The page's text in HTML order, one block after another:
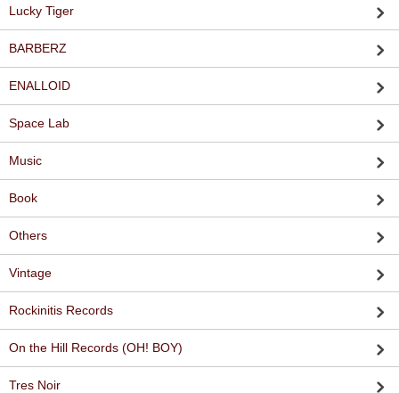
Lucky Tiger
BARBERZ
ENALLOID
Space Lab
Music
Book
Others
Vintage
Rockinitis Records
On the Hill Records (OH! BOY)
Tres Noir